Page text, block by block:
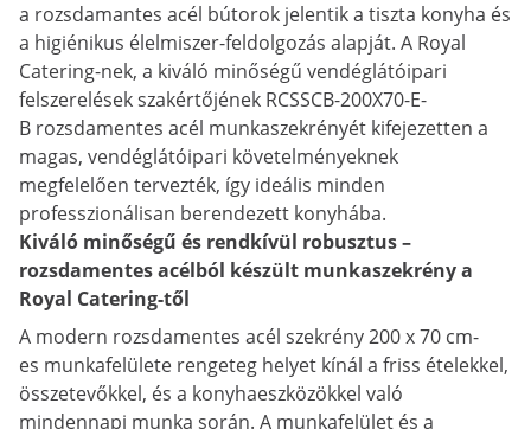
a rozsdamantes acél bútorok jelentik a tiszta konyha és
a higiénikus élelmiszer-feldolgozás alapját. A Royal
Catering-nek, a kiváló minőségű vendéglátóipari
felszerelések szakértőjének RCSSCB-200X70-E-
B rozsdamentes acél munkaszekrényét kifejezetten a
magas, vendéglátóipari követelményeknek
megfelelően tervezték, így ideális minden
professzionálisan berendezett konyhába.
Kiváló minőségű és rendkívül robusztus –
rozsdamentes acélból készült munkaszekrény a
Royal Catering-től
A modern rozsdamentes acél szekrény 200 x 70 cm-
es munkafelülete rengeteg helyet kínál a friss ételekkel,
összetevőkkel, és a konyhaeszközökkel való
mindennapi munka során. A munkafelület és a